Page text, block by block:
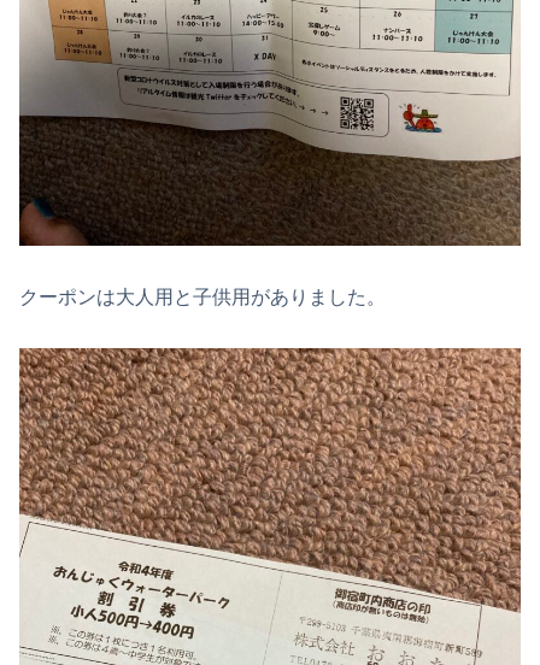
クーポンは大人用と子供用がありました。